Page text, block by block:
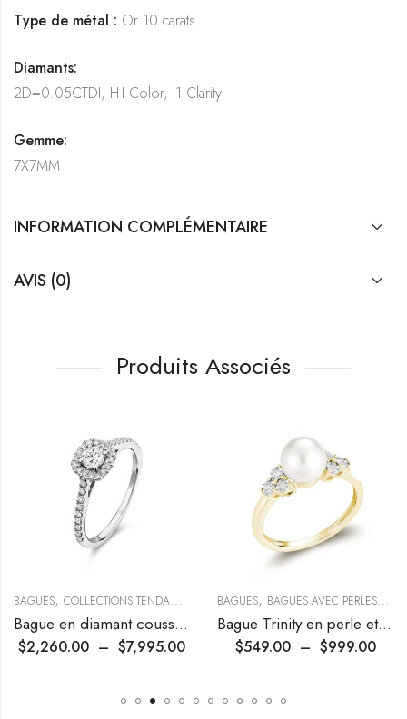
Type de métal : Or 10 carats
Diamants:
2D=0.05CTDI, H-I Color, I1 Clarity
Gemme:
7X7MM
INFORMATION COMPLÉMENTAIRE
AVIS (0)
Produits Associés
BAGUES, COLLECTIONS TENDANCES FIANÇAILLES & ALLIANCES
Bague en diamant coussin avec halo
$2,260.00 – $7,995.00
BAGUES, BAGUES AVEC PERLES,
Bague Trinity en perle et diamants
$549.00 – $999.00